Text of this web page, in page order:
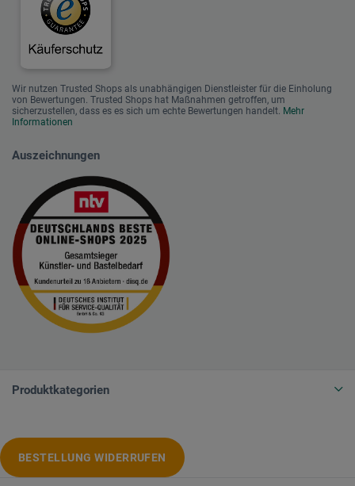
Wir nutzen Trusted Shops als unabhängigen Dienstleister für die Einholung
von Bewertungen. Trusted Shops hat Maßnahmen getroffen, um
sicherzustellen, dass es es sich um echte Bewertungen handelt. Mehr
Informationen
Auszeichnungen
Produktkategorien
BESTELLUNG WIDERRUFEN